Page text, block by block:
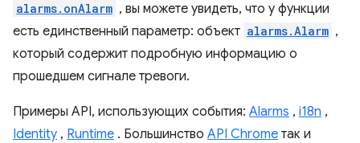
alarms.onAlarm , вы можете увидеть, что у функции
есть единственный параметр: объект alarms.Alarm ,
который содержит подробную информацию о
прошедшем сигнале тревоги.
Примеры API, использующих события: Alarms , i18n ,
Identity , Runtime . Большинство API Chrome так и